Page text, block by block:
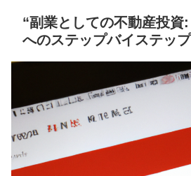
“副業としての不動産投資
へのステップバイステッ